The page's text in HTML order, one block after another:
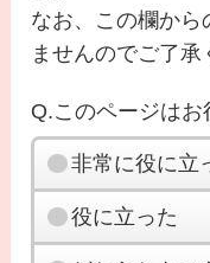
なお、この欄から
ませんのでご了承
Q.このページはお
非常に役に立
役に立った